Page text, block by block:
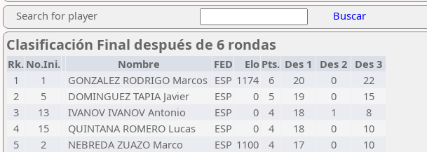
Search for player Buscar
Clasificación Final después de 6 rondas
Rk. No.Ini. Nombre FED Elo Pts. Des 1 Des 2 Des 3
1
1 GONZALEZ RODRIGO Marcos ESP 1174 6 20 0
22
2
5 DOMINGUEZ TAPIA Javier ESP 0 5 19 0
15
3
13 IVANOV IVANOV Antonio ESP 0 4 18 1
8
4
15 QUINTANA ROMERO Lucas ESP 0 4 18 0
10
5
2 NEBREDA ZUAZO Marco ESP 1100 4 17 0
10